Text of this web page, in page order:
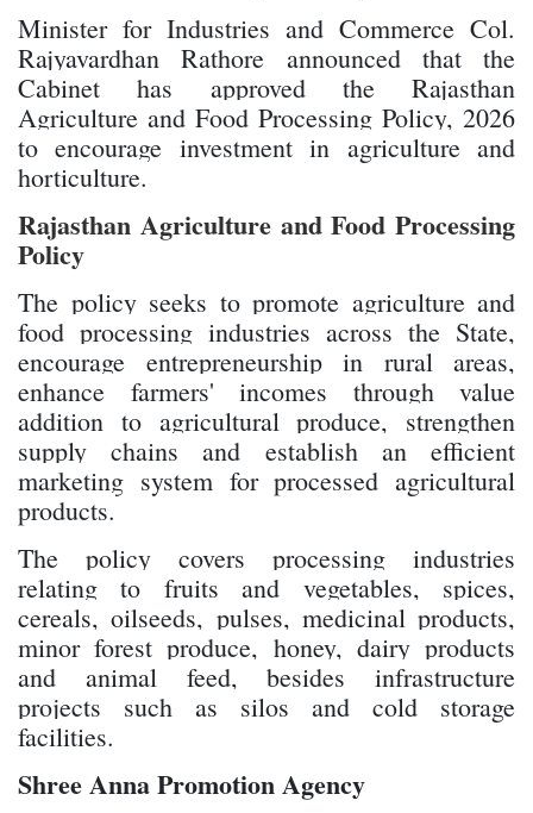
Minister for Industries and Commerce Col.
Rajyavardhan Rathore announced that the
Cabinet has approved the Rajasthan
Agriculture and Food Processing Policy, 2026
to encourage investment in agriculture and
horticulture.
Rajasthan Agriculture and Food Processing
Policy
The policy seeks to promote agriculture and
food processing industries across the State,
encourage entrepreneurship in rural areas,
enhance farmers' incomes through value
addition to agricultural produce, strengthen
supply chains and establish an efficient
marketing system for processed agricultural
products.
The policy covers processing industries
relating to fruits and vegetables, spices,
cereals, oilseeds, pulses, medicinal products,
minor forest produce, honey, dairy products
and animal feed, besides infrastructure
projects such as silos and cold storage
facilities.
Shree Anna Promotion Agency